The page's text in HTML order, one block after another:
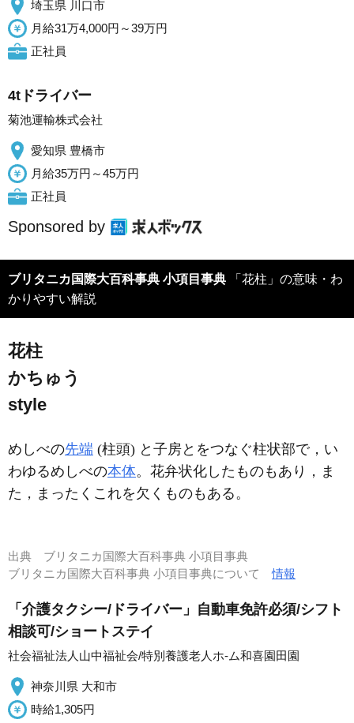
埼玉県 川口市
月給31万4,000円～39万円
正社員
4tドライバー
菊池運輸株式会社
愛知県 豊橋市
月給35万円～45万円
正社員
Sponsored by
ブリタニカ国際大百科事典 小項目事典 「花柱」の意味・わ
かりやすい解説
花柱
かちゅう
style
めしべの先端 (柱頭) と子房とをつなぐ柱状部で，い
わゆるめしべの本体。花弁状化したものもあり，ま
た，まったくこれを欠くものもある。
出典 ブリタニカ国際大百科事典 小項目事典
ブリタニカ国際大百科事典 小項目事典について情報
「介護タクシー/ドライバー」自動車免許必須/シフト
相談可/ショートステイ
社会福祉法人山中福祉会/特別養護老人ホ-ム和喜園田園
神奈川県 大和市
時給1,305円